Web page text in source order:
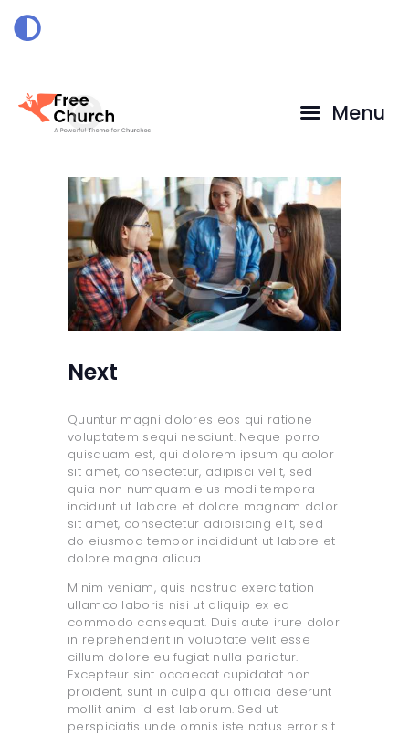
Menu
Next
Quuntur magni dolores eos qui ratione
voluptatem sequi nesciunt. Neque porro
quisquam est, qui dolorem ipsum quiaolor
sit amet, consectetur, adipisci velit, sed
quia non numquam eius modi tempora
incidunt ut labore et dolore magnam dolor
sit amet, consectetur adipisicing elit, sed
do eiusmod tempor incididunt ut labore et
dolore magna aliqua.
Minim veniam, quis nostrud exercitation
ullamco laboris nisi ut aliquip ex ea
commodo consequat. Duis aute irure dolor
in reprehenderit in voluptate velit esse
cillum dolore eu fugiat nulla pariatur.
Excepteur sint occaecat cupidatat non
proident, sunt in culpa qui officia deserunt
mollit anim id est laborum. Sed ut
perspiciatis unde omnis iste natus error sit.